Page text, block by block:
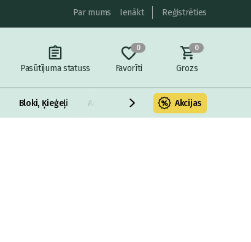
Par mums Ienākt Reģistrēties
Pasūtījuma statuss
0
Favorīti
0
Grozs
Bloki, Ķieģeļi Armatūra un metāls Fasādes
Akcijas